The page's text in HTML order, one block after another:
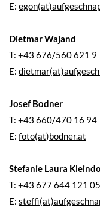
E:
Dietmar Wajand
T: +43 676/560 621 9
E:
Josef Bodner
T: +43 660/470 16 94
E: foto(at)bodner.at
Stefanie Laura
T: +43 677 644 121 05
E: